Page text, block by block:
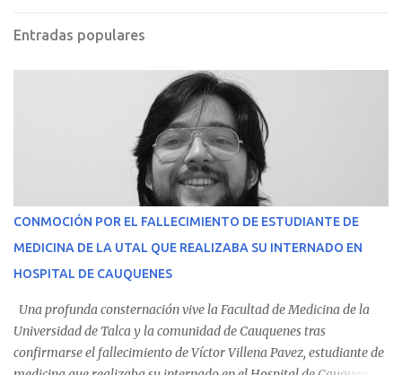
Entradas populares
CONMOCIÓN POR EL FALLECIMIENTO DE ESTUDIANTE DE
MEDICINA DE LA UTAL QUE REALIZABA SU INTERNADO EN
HOSPITAL DE CAUQUENES
Una profunda consternación vive la Facultad de Medicina de la
Universidad de Talca y la comunidad de Cauquenes tras
confirmarse el fallecimiento de Víctor Villena Pavez, estudiante de